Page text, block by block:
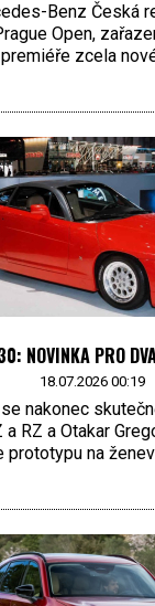
Benz Česká
Open,
zcela
NOVINKA PRO
18.07.2026 00:19
nakonec
RZ a Otakar
prototypu na